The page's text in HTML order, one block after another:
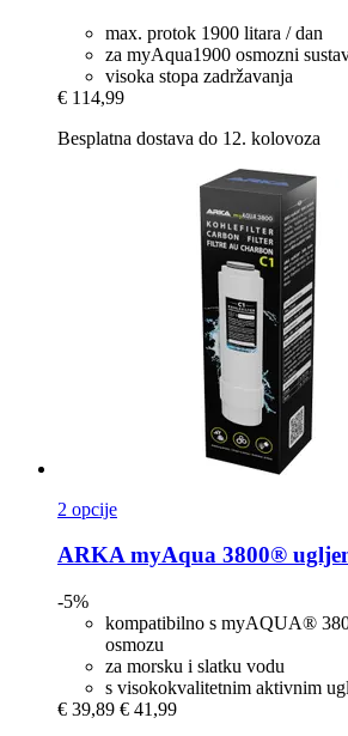
max. protok 1900 litara / dan
za myAqua1900 osmozni
visoka stopa zadržavanja
€ 114,99
Besplatna dostava do 12. kolovoza
2 opcije
ARKAmyAqua 3800®
-5%
kompatibilno s myAQUA®
osmozu
za morsku i slatku vodu
s visokokvalitetnim aktivnim
€ 39,89 € 41,99